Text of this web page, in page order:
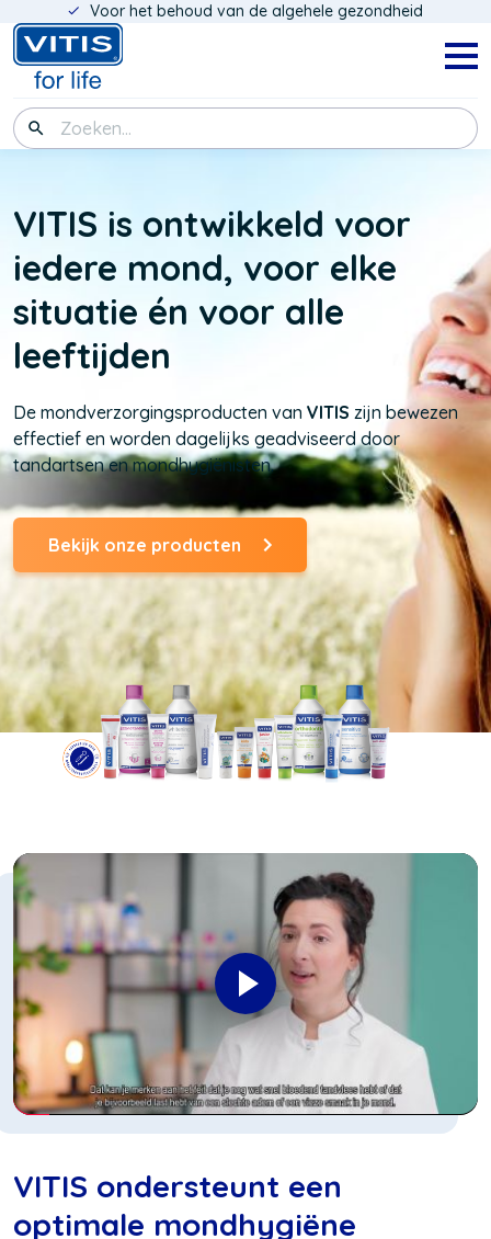
Overslaan
naar
inhoud
gaan
Zoeken
Voor het behoud van de algehele gezondheid
VITIS is ontwikkeld voor
iedere mond, voor elke
situatie én voor alle
leeftijden
De mondverzorgingsproducten van VITIS zijn bewezen
effectief en worden dagelijks geadviseerd door
tandartsen en mondhygiënisten.
Bekijk onze producten
VITIS ondersteunt een
optimale mondhygiëne